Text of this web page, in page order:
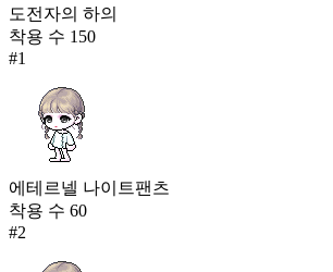
도전자의 하의
착용 수 150
#1
에테르넬 나이트팬츠
착용 수 60
#2